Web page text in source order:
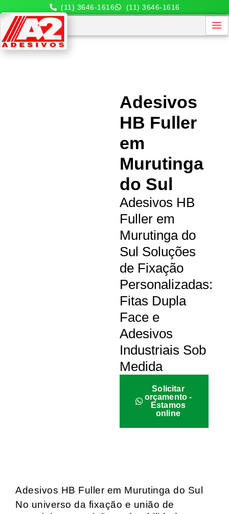
(11) 3646-1616 (11) 3646-1616
Adesivos
HB Fuller
em
Murutinga
do Sul
Adesivos HB
Fuller em
Murutinga do
Sul Soluções
de Fixação
Personalizadas:
Fitas Dupla
Face e
Adesivos
Industriais Sob
Medida
Solicitar
orçamento -
Estamos
online
Adesivos HB Fuller em Murutinga do Sul
No universo da fixação e união de